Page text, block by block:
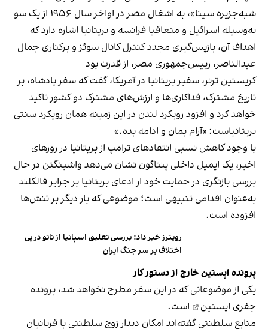
شبه‌جزیره سینا»، به اشغال مصر در اواخر سال ۱۹۵۶ از یک سو
به‌وسیله اسرائیل و متعاقبا فرانسه و بریتانیا اشاره دارد که
اهداف آن، بازپس‌گیری مجدد کنترل کانال سوئز و برکناری جمال
عبدالناصر، رییس‌جمهوری مصر، از قدرت بود
کریستین ترنر، سفیر بریتانیا در آمریکا، گفت که سفر پادشاه، بر
تاریخ مشترک، فداکاری‌ها و ارزش‌های مشترک دو کشور تاکید
خواهد کرد و افزود رویکرد لندن در این زمینه همان رویکرد سنتی
بریتانیاست: «آرام بمان و ادامه بده.»
با وجود کاهش نسبی انتقادهای ترامپ از بریتانیا در روزهای
اخیر، یک ایمیل داخلی پنتاگون نشان می‌دهد واشینگتن در حال
بررسی بازنگری در حمایت خود از ادعای بریتانیا بر جزایر فالکلند
به‌عنوان اقدامی تنبیهی است؛ موضوعی که بار دیگر بر تنش‌ها
افزوده است.
رویترز خبر داد: بررسی تعلیق اسپانیا از ناتو در پی
اختلاف بر سر جنگ ایران
پرونده اپستین خارج از دستور کار
یکی از موضوعاتی که در این سفر مطرح نخواهد شد، پرونده
جفری اپستین
است.
منابع سلطنتی گفته‌اند امکان دیدار زوج سلطنتی با قربانیان